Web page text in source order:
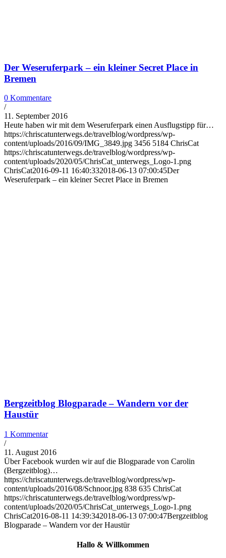
Der Weseruferpark – ein kleiner Secret Place in
Bremen
0 Kommentare
/
11. September 2016
Heute haben wir mit dem Weseruferpark einen Ausflugstipp für…
https://chriscatunterwegs.de/travelblog/wordpress/wp-
content/uploads/2016/09/IMG_3849.jpg 3456 5184 ChrisCat
https://chriscatunterwegs.de/travelblog/wordpress/wp-
content/uploads/2020/05/ChrisCat_unterwegs_Logo-1.png
ChrisCat2016-09-11 16:40:332018-06-13 07:00:45Der
Weseruferpark – ein kleiner Secret Place in Bremen
Bergzeitblog Blogparade – Wandern vor der
Haustür
1 Kommentar
/
11. August 2016
Über Facebook wurden wir auf die Blogparade von Carolin
(Bergzeitblog)…
https://chriscatunterwegs.de/travelblog/wordpress/wp-
content/uploads/2016/08/Schnoor.jpg 838 635 ChrisCat
https://chriscatunterwegs.de/travelblog/wordpress/wp-
content/uploads/2020/05/ChrisCat_unterwegs_Logo-1.png
ChrisCat2016-08-11 14:39:342018-06-13 07:00:47Bergzeitblog
Blogparade – Wandern vor der Haustür
Hallo & Willkommen